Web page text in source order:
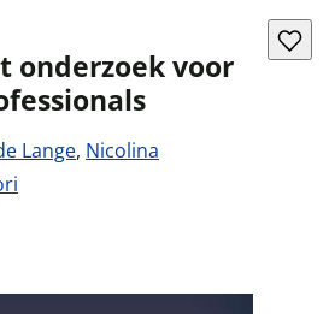
onderzoek voor
Lange, Nicolina